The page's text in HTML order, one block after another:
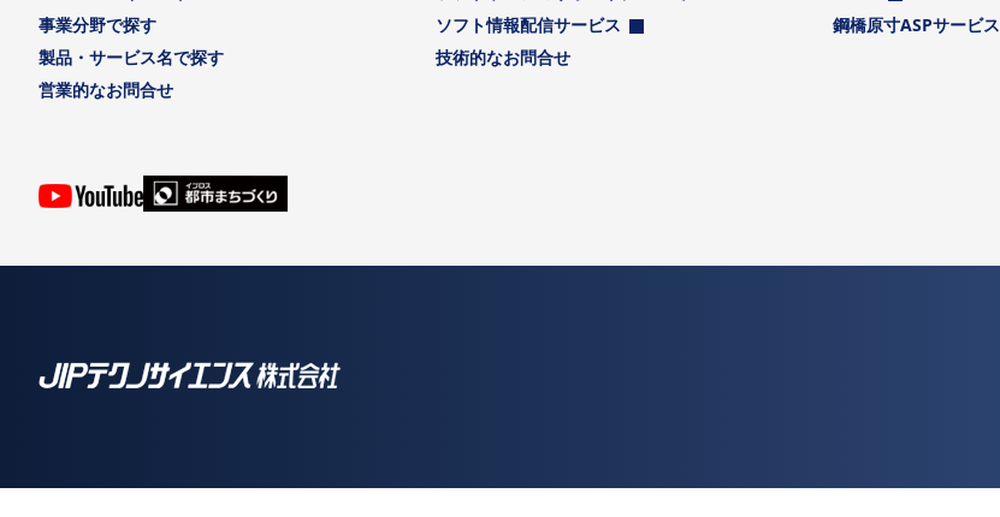
事業分野で探す
製品・サービス名で探す
営業的なお問合せ
ソフト情報配信サービス
技術的なお問合せ
鋼橋原寸ASPサービス